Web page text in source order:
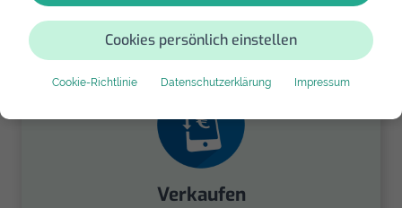
Cookies persönlich einstellen
Cookie-Richtlinie Datenschutzerklärung Impressum
für einen guten Zweck.
Verkaufen